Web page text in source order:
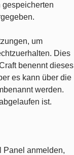
um
Dies
benennt dieses
es kann über die
werden.
ist.
Panel anmelden,